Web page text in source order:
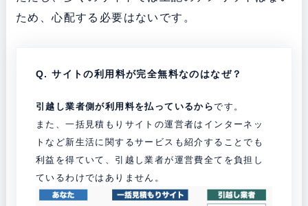
ため、心配する必要はないです。
Q. サイトの利用料が完全無料なのはなぜ？
引越し業者側が利用料を払っているからです。
また、一括見積もりサイトの運営者はインターネッ
トなど新生活に関するサービスも紹介することでも
利益を得ていて、引越し業者が運営費全てを負担し
ているわけではありません。